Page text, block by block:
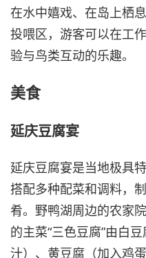
在水中嬉戏、在岛上栖
投喂区，游客可以在工
验与鸟类互动的乐趣。
美食
延庆豆腐宴
延庆豆腐宴是当地极具
搭配多种配菜和调料，
肴。野鸭湖周边的农家
的主菜“三色豆腐”由白
汁）、黄豆腐（加入鸡